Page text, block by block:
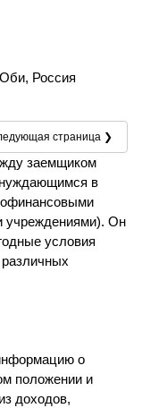
Россия
страница ❯
заемщиком
в
учреждениями). Он
условия
о
положении и
доходов,